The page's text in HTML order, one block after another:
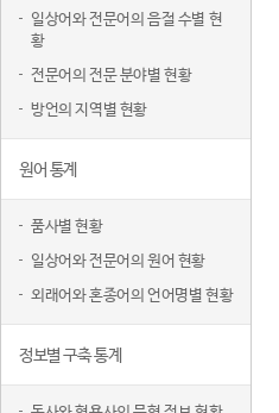
일상어와 전문어의 음절 수별 현
황
전문어의 전문 분야별 현황
방언의 지역별 현황
원어 통계
품사별 현황
일상어와 전문어의 원어 현황
외래어와 혼종어의 언어명별 현황
정보별 구축 통계